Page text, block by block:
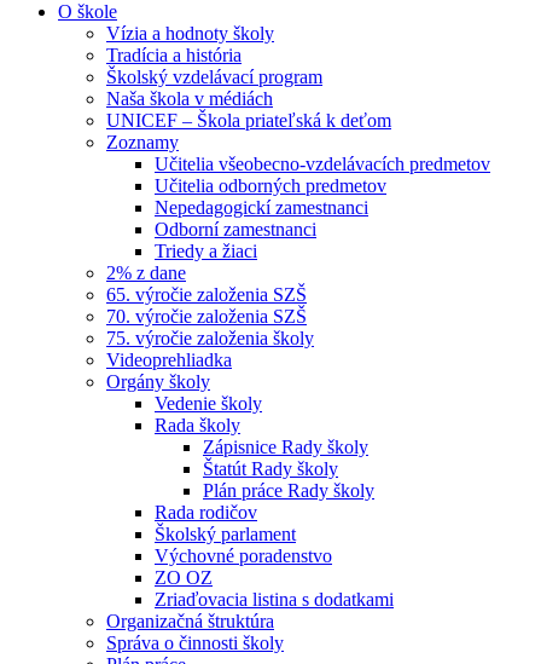
O škole
Vízia a hodnoty školy
Tradícia a história
Školský vzdelávací program
Naša škola v médiách
UNICEF – Škola priateľská k deťom
Zoznamy
Učitelia všeobecno-vzdelávacích predmetov
Učitelia odborných predmetov
Nepedagogickí zamestnanci
Odborní zamestnanci
Triedy a žiaci
2% z dane
65. výročie založenia SZŠ
70. výročie založenia SZŠ
75. výročie založenia školy
Videoprehliadka
Orgány školy
Vedenie školy
Rada školy
Zápisnice Rady školy
Štatút Rady školy
Plán práce Rady školy
Rada rodičov
Školský parlament
Výchovné poradenstvo
ZO OZ
Zriaďovacia listina s dodatkami
Organizačná štruktúra
Správa o činnosti školy